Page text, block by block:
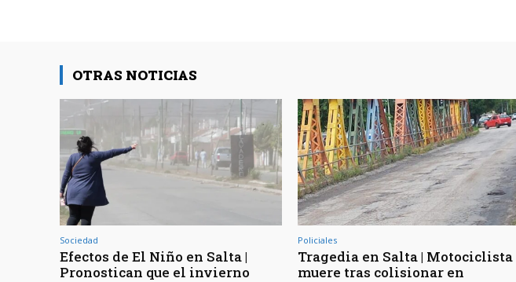
OTRAS NOTICIAS
Sociedad
Efectos de El Niño en Salta |
Pronostican que el invierno
Policiales
Tragedia en Salta | Motociclista
muere tras colisionar en